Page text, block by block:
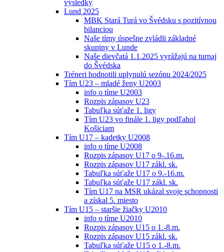
výsledky
Lund 2025
MBK Stará Turá vo Švédsku s pozitívnou
bilanciou
Naše tímy úspešne zvládli základné
skupiny v Lunde
Naše dievčatá 1.1.2025 vyrážajú na turnaj
do Švédska
Tréneri hodnotili uplynulú sezónu 2024/2025
Tím U23 – mladé ženy U2003
info o tíme U2003
Rozpis zápasov U23
Tabuľka súťaže 1. ligy
Tím U23 vo finále 1. ligy podľahol
Košiciam
Tím U17 – kadetky U2008
info o tíme U2008
Rozpis zápasov U17 o 9-.16.m.
Rozpis zápasov U17 zákl. sk.
Tabuľka súťaže U17 o 9.-16.m.
Tabuľka súťaže U17 zákl. sk.
Tím U17 na MSR ukázal svoje schopnosti
a získal 5. miesto
Tím U15 – staršie žiačky U2010
info o tíme U2010
Rozpis zápasov U15 o 1.-8.m.
Rozpis zápasov U15 zákl. sk.
Tabuľka súťaže U15 o 1.-8.m.